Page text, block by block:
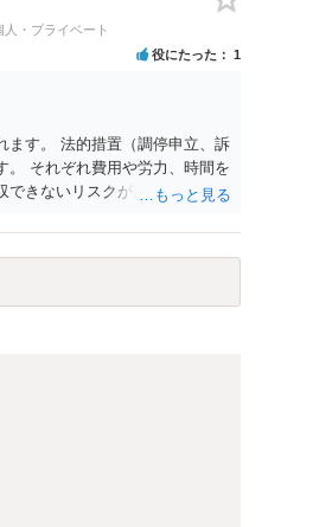
人・プライベート
役にたった 1
ます。 法的措置（調停申立、訴
。 それぞれ費用や労力、時間を
できないリスクがあることに留